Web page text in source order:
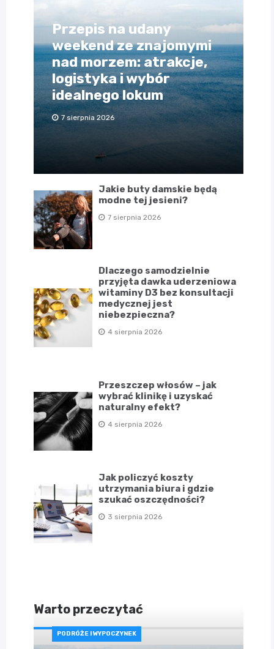
Przepis na udany
weekend ze znajomymi
nad morzem: atrakcje,
logistyka i wybór
idealnego lokum
7 sierpnia 2026
Jakie buty damskie będą
modne tej jesieni?
7 sierpnia 2026
Dlaczego samodzielnie
przyjęta dawka uderzeniowa
witaminy D3 bez konsultacji
medycznej jest
niebezpieczna?
4 sierpnia 2026
Przeszczep włosów – jak
wybrać klinikę i uzyskać
naturalny efekt?
4 sierpnia 2026
Jak policzyć koszty
utrzymania biura i gdzie
szukać oszczędności?
3 sierpnia 2026
Warto przeczytać
PODRÓŻE I WYPOCZYNEK